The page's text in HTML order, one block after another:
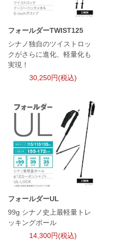
フォールダーTWIST125
シナノ独自のツイストロッ
クがさらに進化、軽量化も
実現！
30,250円(税込)
フォールダーUL
99g シナノ史上最軽量トレ
ッキングポール
14,300円(税込)